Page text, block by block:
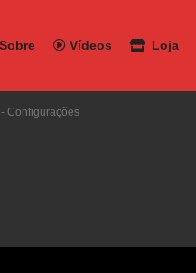
Sobre Vídeos Loja
Configurações